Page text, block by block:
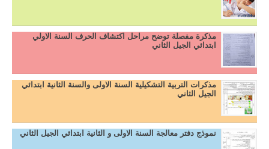
مذكرة مفصلة توضح مراحل اكتشاف الحرف السنة الاولي
ابتدائي الجيل الثاني
مذكرات التربية التشكيلية السنة الاولى والسنة الثانية ابتدائي
الجيل الثاني
نموذج دفتر معالجة السنة الاولى و الثانية ابتدائي الجيل الثاني